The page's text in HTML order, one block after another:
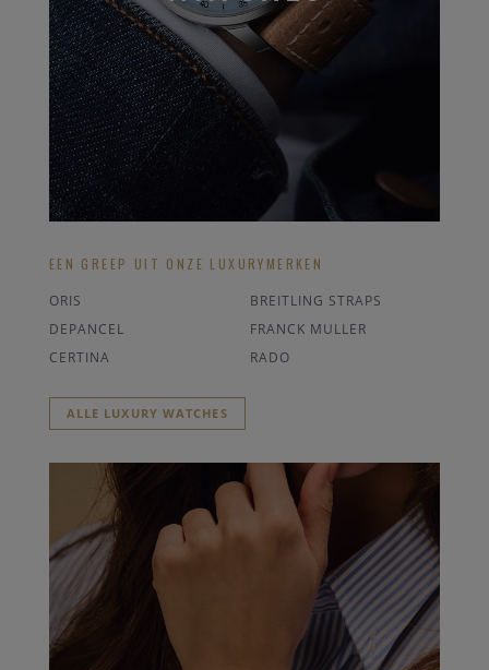
EEN GREEP UIT ONZE LUXURYMERKEN
ORIS
BREITLING STRAPS
DEPANCEL
FRANCK MULLER
CERTINA
RADO
ALLE LUXURY WATCHES